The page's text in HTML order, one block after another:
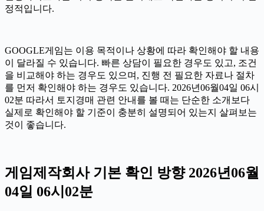
정적입니다.
GOOGLE게임는 이용 목적이나 상황에 따라 확인해야 할 내용
이 달라질 수 있습니다. 빠른 상담이 필요한 경우도 있고, 조건
을 비교해야 하는 경우도 있으며, 진행 전 필요한 자료나 절차
를 먼저 확인해야 하는 경우도 있습니다. 2026년06월04일 06시
02분 따라서 토지경매 관련 안내를 볼 때는 단순한 소개보다
실제로 확인해야 할 기준이 충분히 설명되어 있는지 살펴보는
것이 좋습니다.
게임제작회사 기본 확인 방향 2026년06월
04일 06시02분